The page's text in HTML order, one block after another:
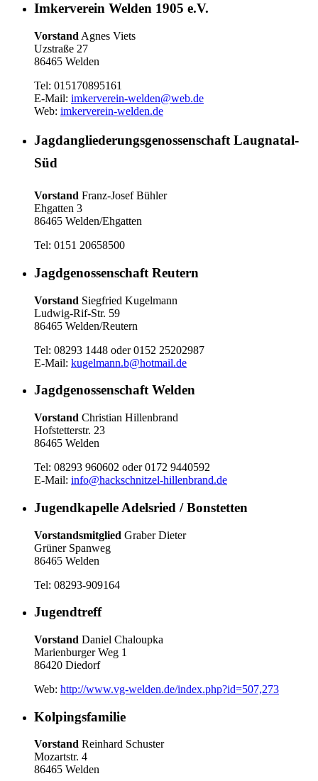
Imkerverein Welden 1905 e.V.
Vorstand Agnes Viets
Uzstraße 27
86465 Welden
Tel: 015170895161
E-Mail: imkerverein-welden@web.de
Web: imkerverein-welden.de
Jagdangliederungsgenossenschaft Laugnatal-
Süd
Vorstand Franz-Josef Bühler
Ehgatten 3
86465 Welden/Ehgatten
Tel: 0151 20658500
Jagdgenossenschaft Reutern
Vorstand Siegfried Kugelmann
Ludwig-Rif-Str. 59
86465 Welden/Reutern
Tel: 08293 1448 oder 0152 25202987
E-Mail: kugelmann.b@hotmail.de
Jagdgenossenschaft Welden
Vorstand Christian Hillenbrand
Hofstetterstr. 23
86465 Welden
Tel: 08293 960602 oder 0172 9440592
E-Mail: info@hackschnitzel-hillenbrand.de
Jugendkapelle Adelsried / Bonstetten
Vorstandsmitglied Graber Dieter
Grüner Spanweg
86465 Welden
Tel: 08293-909164
Jugendtreff
Vorstand Daniel Chaloupka
Marienburger Weg 1
86420 Diedorf
Web: http://www.vg-welden.de/index.php?id=507,273
Kolpingsfamilie
Vorstand Reinhard Schuster
Mozartstr. 4
86465 Welden